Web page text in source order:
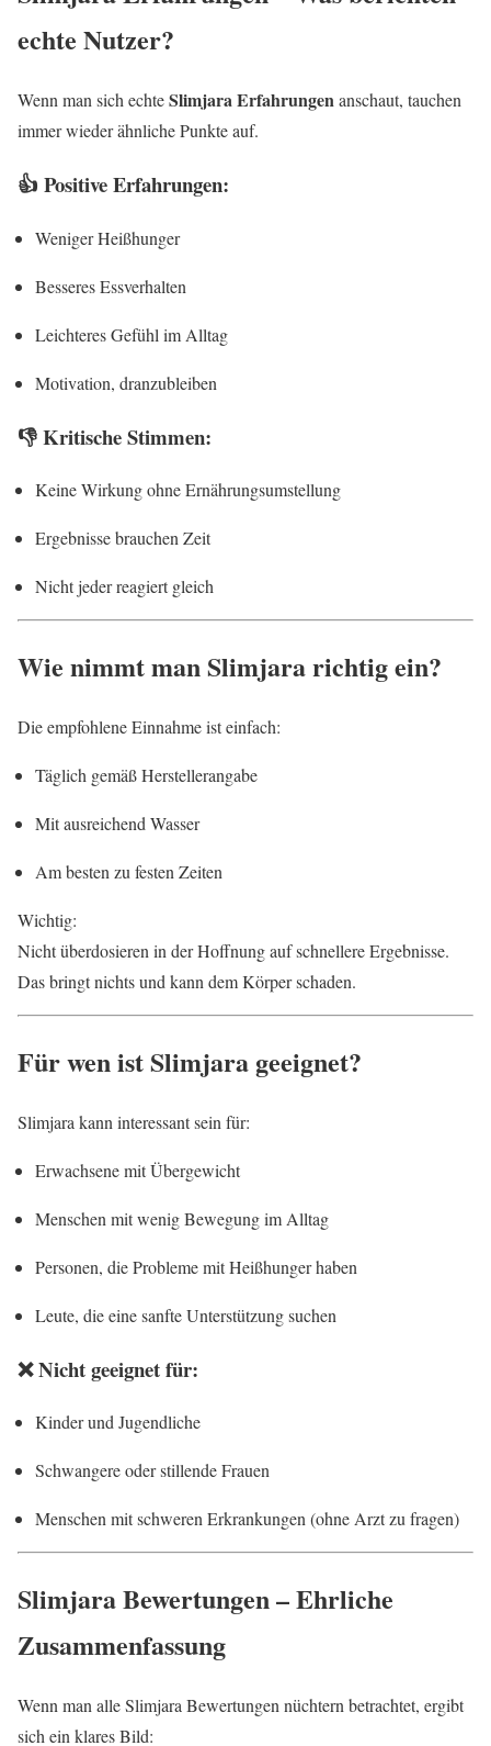
echte Nutzer?
Wenn man sich echteSlimjara Erfahrungenanschaut, tauchen
immer wieder ähnliche Punkte auf.
👍 Positive Erfahrungen:
Weniger Heißhunger
Besseres Essverhalten
Leichteres Gefühl im Alltag
Motivation, dranzubleiben
👎 Kritische Stimmen:
Keine Wirkung ohne Ernährungsumstellung
Ergebnisse brauchen Zeit
Nicht jeder reagiert gleich
Wie nimmt man Slimjara richtig ein?
Die empfohlene Einnahme ist einfach:
Täglich gemäß Herstellerangabe
Mit ausreichend Wasser
Am besten zu festen Zeiten
Wichtig:
Nicht überdosieren in der Hoffnung auf schnellere Ergebnisse.
Das bringt nichts und kann dem Körper schaden.
Für wen ist Slimjara geeignet?
Slimjara kann interessant sein für:
Erwachsene mit Übergewicht
Menschen mit wenig Bewegung im Alltag
Personen, die Probleme mit Heißhunger haben
Leute, die eine sanfte Unterstützung suchen
❌ Nicht geeignet für:
Kinder und Jugendliche
Schwangere oder stillende Frauen
Menschen mit schweren Erkrankungen (ohne Arzt zu fragen)
Slimjara Bewertungen – Ehrliche
Zusammenfassung
Wenn man alle Slimjara Bewertungen nüchtern betrachtet, ergibt
sich ein klares Bild: